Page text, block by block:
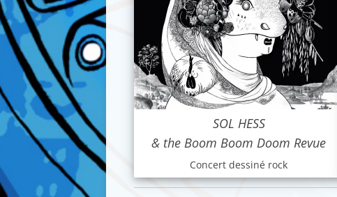
SOL HESS
& the Boom Boom Doom Revue
Concert dessiné rock